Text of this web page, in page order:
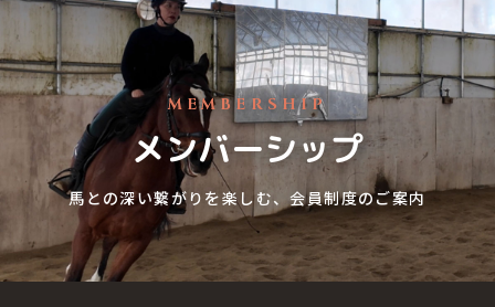
MEMBERSHIP
メンバーシップ
馬との深い繋がりを楽しむ、会員制度のご案内